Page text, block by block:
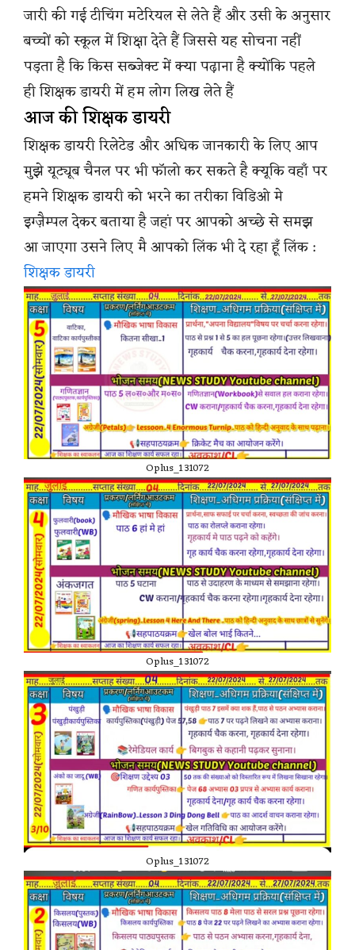
जारी की गई टीचिंग मटेरियल से लेते हैं और उसी के अनुसार
बच्चों को स्कूल में शिक्षा देते हैं जिससे यह सोचना नहीं
पड़ता है कि किस सब्जेक्ट में क्या पढ़ाना है क्योंकि पहले
ही शिक्षक डायरी में हम लोग लिख लेते हैं
आज की शिक्षक डायरी
शिक्षक डायरी रिलेटेड और अधिक जानकारी के लिए आप
मुझे यूट्यूब चैनल पर भी फॉलो कर सकते है क्यूकि वहाँ पर
हमने शिक्षक डायरी को भरने का तरीका विडिओ मे
इग्ज़ैम्पल देकर बताया है जहां पर आपको अच्छे से समझ
आ जाएगा उसने लिए मै आपको लिंक भी दे रहा हूँ लिंक :
शिक्षक डायरी
Oplus_131072
Oplus_131072
Oplus_131072